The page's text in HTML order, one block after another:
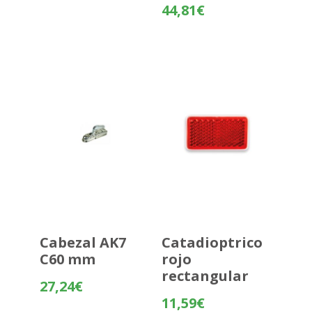
44,81€
Cabezal AK7
C60 mm
27,24€
Catadioptrico
rojo
rectangular
11,59€